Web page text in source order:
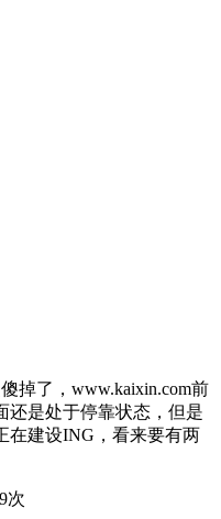
掉了，www.kaixin.com前
还是处于停靠状态，但是
在建设ING，看来要有两
次